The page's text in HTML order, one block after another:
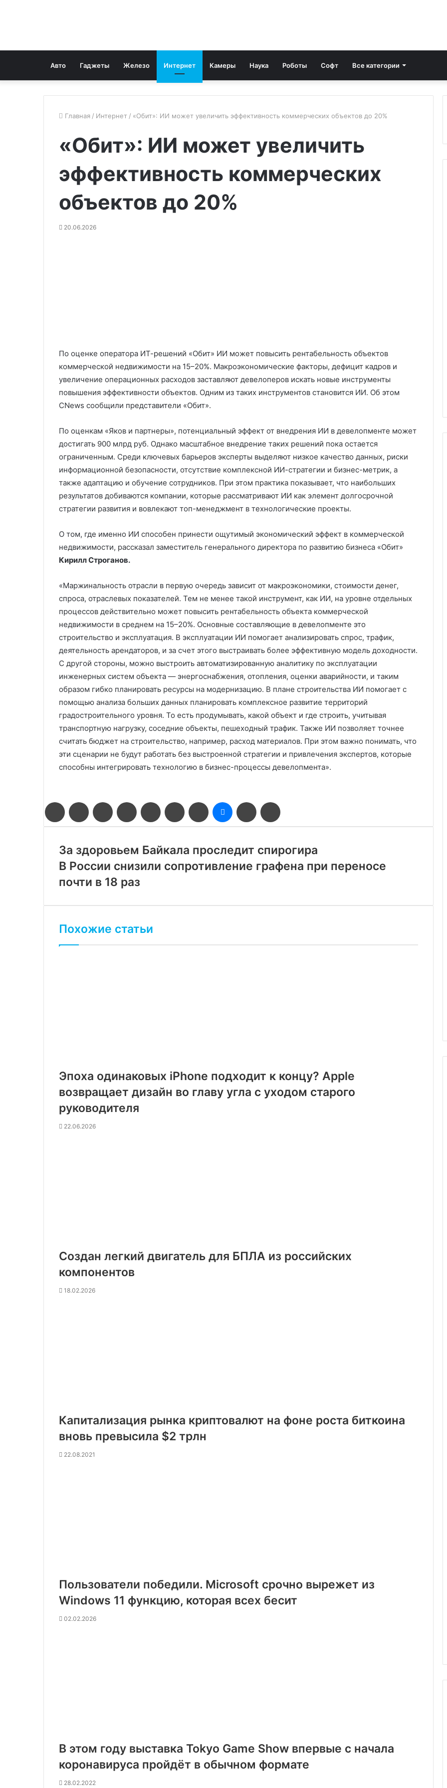
Авто Гаджеты Железо Интернет Камеры Наука Роботы Софт Все категории
Главная / Интернет / «Обит»: ИИ может увеличить эффективность коммерческих объектов до 20%
«Обит»: ИИ может увеличить
эффективность коммерческих
объектов до 20%
20.06.2026
По оценке оператора ИТ-решений «Обит» ИИ может повысить рентабельность объектов
коммерческой недвижимости на 15–20%. Макроэкономические факторы, дефицит кадров и
увеличение операционных расходов заставляют девелоперов искать новые инструменты
повышения эффективности объектов. Одним из таких инструментов становится ИИ. Об этом
CNews сообщили представители «Обит».
По оценкам «Яков и партнеры», потенциальный эффект от внедрения ИИ в девелопменте может
достигать 900 млрд руб. Однако масштабное внедрение таких решений пока остается
ограниченным. Среди ключевых барьеров эксперты выделяют низкое качество данных, риски
информационной безопасности, отсутствие комплексной ИИ-стратегии и бизнес-метрик, а
также адаптацию и обучение сотрудников. При этом практика показывает, что наибольших
результатов добиваются компании, которые рассматривают ИИ как элемент долгосрочной
стратегии развития и вовлекают топ-менеджмент в технологические проекты.
О том, где именно ИИ способен принести ощутимый экономический эффект в коммерческой
недвижимости, рассказал заместитель генерального директора по развитию бизнеса «Обит»
Кирилл Строганов.
«Маржинальность отрасли в первую очередь зависит от макроэкономики, стоимости денег,
спроса, отраслевых показателей. Тем не менее такой инструмент, как ИИ, на уровне отдельных
процессов действительно может повысить рентабельность объекта коммерческой
недвижимости в среднем на 15–20%. Основные составляющие в девелопменте это
строительство и эксплуатация. В эксплуатации ИИ помогает анализировать спрос, трафик,
деятельность арендаторов, и за счет этого выстраивать более эффективную модель доходности.
С другой стороны, можно выстроить автоматизированную аналитику по эксплуатации
инженерных систем объекта — энергоснабжения, отопления, оценки аварийности, и таким
образом гибко планировать ресурсы на модернизацию. В плане строительства ИИ помогает с
помощью анализа больших данных планировать комплексное развитие территорий
градостроительного уровня. То есть продумывать, какой объект и где строить, учитывая
транспортную нагрузку, соседние объекты, пешеходный трафик. Также ИИ позволяет точнее
считать бюджет на строительство, например, расход материалов. При этом важно понимать, что
эти сценарии не будут работать без выстроенной стратегии и привлечения экспертов, которые
способны интегрировать технологию в бизнес-процессы девелопмента».
FacebookTwitter LinkedIn Pinterest Reddit ВконтактеОдноклассники
MessengerПоделиться
через
электронную
За здоровьем Байкала проследит спирогира
В России снизили сопротивление графена при переносе
почти в 18 раз
Похожие статьи
Эпоха одинаковых iPhone подходит к концу? Apple
возвращает дизайн во главу угла с уходом старого
руководителя
22.06.2026
Создан легкий двигатель для БПЛА из российских
компонентов
18.02.2026
Капитализация рынка криптовалют на фоне роста биткоина
вновь превысила $2 трлн
22.08.2021
Пользователи победили. Microsoft срочно вырежет из
Windows 11 функцию, которая всех бесит
02.02.2026
В этом году выставка Tokyo Game Show впервые с начала
коронавируса пройдёт в обычном формате
28.02.2022